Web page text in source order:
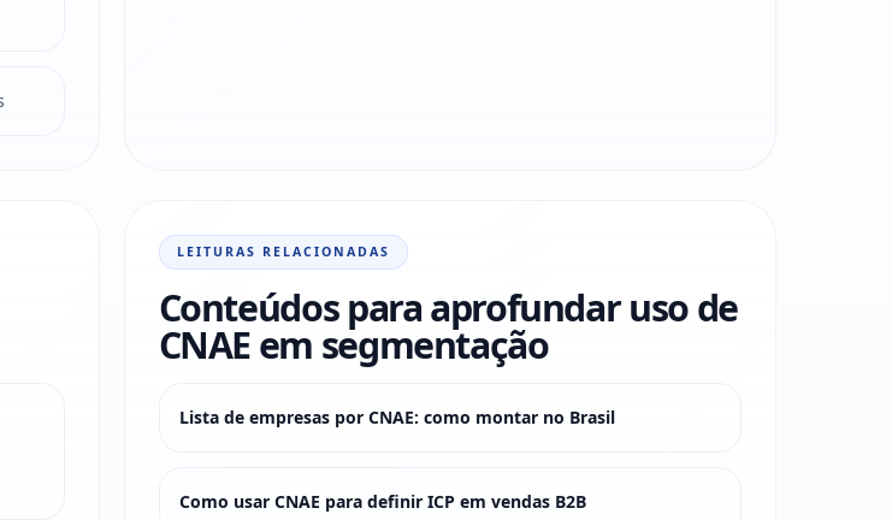
LEITURAS RELACIONADAS
Conteúdos para aprofundar uso de
CNAE em segmentação
Lista de empresas por CNAE: como montar no Brasil
Como usar CNAE para definir ICP em vendas B2B